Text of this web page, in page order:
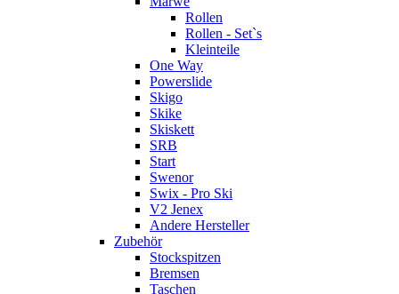
Rollen
Rollen - Set`s
Kleinteile
One Way
Powerslide
Skigo
Skike
Skiskett
SRB
Start
Swenor
Swix - Pro Ski
V2 Jenex
Andere Hersteller
Zubehör
Stockspitzen
Bremsen
Taschen